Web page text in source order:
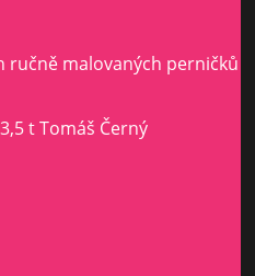
ručně malovaných perničků
t Tomáš Černý